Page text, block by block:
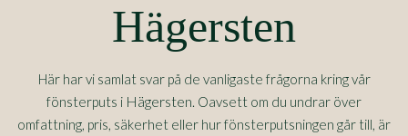
Hägersten
Här har vi samlat svar på de vanligaste frågorna kring vår
fönsterputs i Hägersten. Oavsett om du undrar över
omfattning, pris, säkerhet eller hur fönsterputsningen går till, är